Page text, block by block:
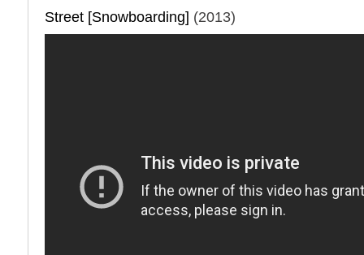
Street [Snowboarding] (2013)